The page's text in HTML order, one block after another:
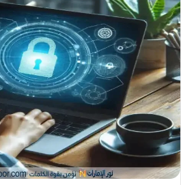
ل
ى
X
ر
ا
إ
ل
ت
ر
ن